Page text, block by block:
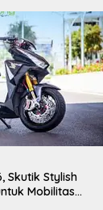
Skutik Stylish
Mobilitas